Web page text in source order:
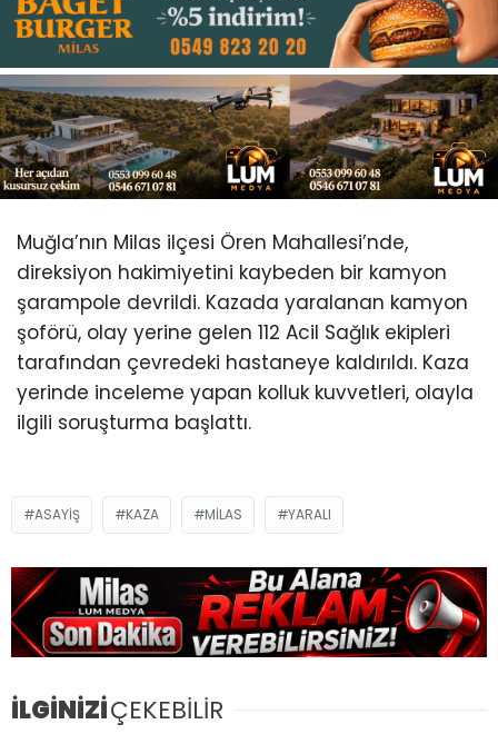
Instagram
Youtube
Muğla’nın Milas ilçesi Ören Mahallesi’nde,
direksiyon hakimiyetini kaybeden bir kamyon
şarampole devrildi. Kazada yaralanan kamyon
şoförü, olay yerine gelen 112 Acil Sağlık ekipleri
tarafından çevredeki hastaneye kaldırıldı. Kaza
yerinde inceleme yapan kolluk kuvvetleri, olayla
ilgili soruşturma başlattı.
ASAYIŞ KAZA MILAS YARALI
İLGİNİZİÇEKEBİLİR